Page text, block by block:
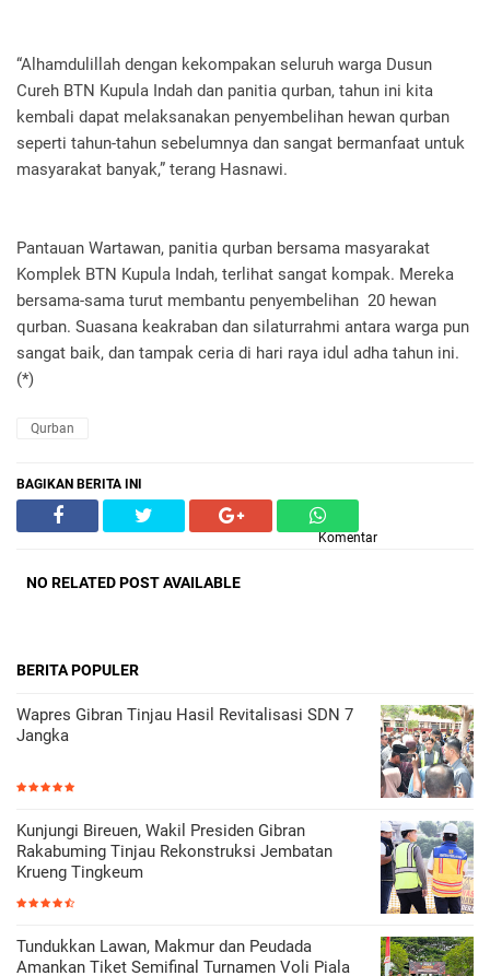
“Alhamdulillah dengan kekompakan seluruh warga Dusun
Cureh BTN Kupula Indah dan panitia qurban, tahun ini kita
kembali dapat melaksanakan penyembelihan hewan qurban
seperti tahun-tahun sebelumnya dan sangat bermanfaat untuk
masyarakat banyak,” terang Hasnawi.
Pantauan Wartawan, panitia qurban bersama masyarakat
Komplek BTN Kupula Indah, terlihat sangat kompak. Mereka
bersama-sama turut membantu penyembelihan 20 hewan
qurban. Suasana keakraban dan silaturrahmi antara warga pun
sangat baik, dan tampak ceria di hari raya idul adha tahun ini.
(*)
Qurban
BAGIKAN BERITA INI
Komentar
NO RELATED POST AVAILABLE
BERITA POPULER
Wapres Gibran Tinjau Hasil Revitalisasi SDN 7
Jangka
Kunjungi Bireuen, Wakil Presiden Gibran
Rakabuming Tinjau Rekonstruksi Jembatan
Krueng Tingkeum
Tundukkan Lawan, Makmur dan Peudada
Amankan Tiket Semifinal Turnamen Voli Piala